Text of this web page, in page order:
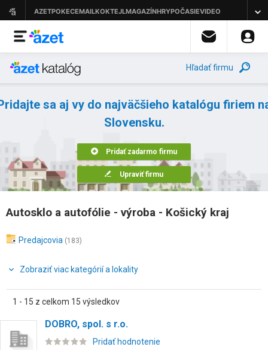
Hľadať firmu
sa aj vy do najväčšieho katalógu firiem
Slovensku.
Pridať zadarmo firmu
Upraviť firmu
Autosklo a autofólie - výroba - Košický kraj
Predajcovia (183)
Zobraziť viac kategórií a lokality
1 - 15 z celkom 15 výsledkov
DOBRO, spol. s r.o.
Pridať hodnotenie